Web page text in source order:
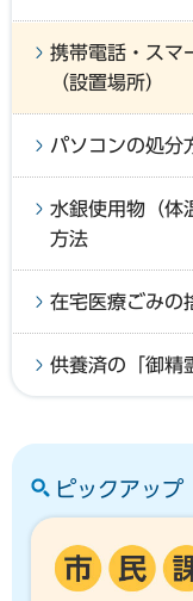
携帯電話・スマ
（設置場所）
パソコンの処分
水銀使用物（体
方法
在宅医療ごみの
供養済の「御精
ピックアップ